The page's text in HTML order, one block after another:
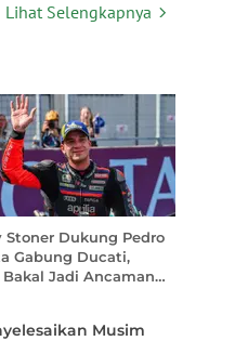
Lihat Selengkapnya
Stoner Dukung Pedro
Gabung Ducati,
Bakal Jadi Ancaman
Musim